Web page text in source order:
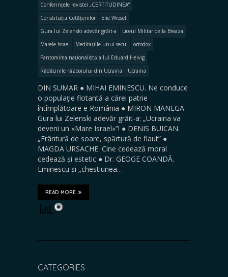
Conferințele revistei „CERTITUDINEA”
Constituția Cetățenilor
Elie Wiesel
Gura lui Zelenski adevăr grăit-a
Liceul Militar de la Breaza
Marele Israel
Meditațiile unui secui
ortodox
Pantomima naționalistă a lui Eduard Helvig
Rădăcinile războiului din Ucraina
Ucraina
DIN SUMAR ● MIHAI EMINESCU. Ne conduce
o populaţie flotantă a cărei patrie
întîmplătoare e România ● MIRON MANEGA.
Gura lui Zelenski adevăr grăit-a: „Ucraina va
deveni un «Mare Israel»”! ● DENIS BUICAN.
„Frântură de soare, spărtură de flaut” ●
MAGDA URSACHE. Cine cedează moral
cedează și estetic ● Dr. GEOGE COANDĂ.
Eminescu și „chestiunea…
READ MORE
CATEGORIES